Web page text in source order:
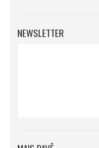
NEWSLETTER